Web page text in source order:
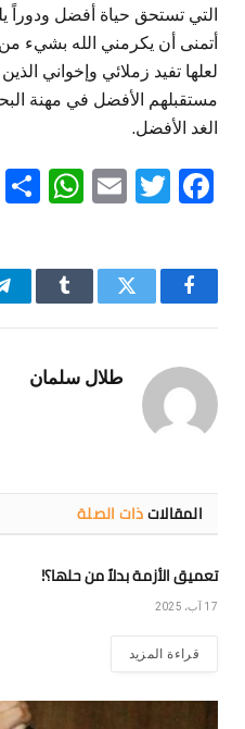
التي تستحق حياة أفضل ودوراً
أتمنى أن يكرمني الله بشيء
لعلها تفيد زملائي وإخواني
مستقبلهم الأفضل في مهنة
الغد الأفضل.
Facebook
Twitter
Email
فيسبوكتويتر Tumblr
طلال سلمان
المقالاتذات الصلة
تعميق الأزمة بدلاً من حلها؟!
17 آب، 2025
قراءة المزيد